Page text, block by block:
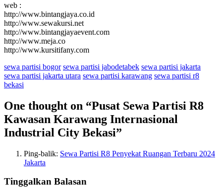
web :
http://www.bintangjaya.co.id
http://www.sewakursi.net
http://www.bintangjayaevent.com
http://www.meja.co
http://www.kursitifany.com
sewa partisi bogor sewa partisi jabodetabek sewa partisi jakarta
sewa partisi jakarta utara sewa partisi karawang sewa partisi r8
bekasi
One thought on “Pusat Sewa Partisi R8
Kawasan Karawang Internasional
Industrial City Bekasi”
Ping-balik: Sewa Partisi R8 Penyekat Ruangan Terbaru 2024
Jakarta
Tinggalkan Balasan